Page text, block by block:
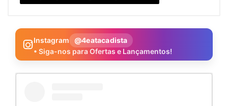
Instagram
@4eatacadista
• Siga-nos para Ofertas e Lançamentos!